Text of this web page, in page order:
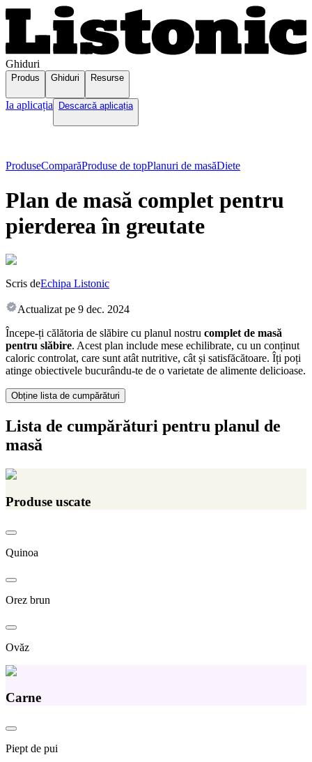
Ghiduri
Produs Ghiduri Resurse
Ia aplicația Descarcă aplicația
ProduseComparăProduse de topPlanuri de masăDiete
Plan de masă complet pentru
pierderea în greutate
Scris deEchipa Listonic
Actualizat pe 9 dec. 2024
Începe-ți călătoria de slăbire cu planul nostru complet de masă
pentru slăbire. Acest plan include mese echilibrate, cu un conținut
caloric controlat, care sunt atât nutritive, cât și satisfăcătoare. Îți poți
atinge obiectivele bucurându-te de o varietate de alimente delicioase.
Obține lista de cumpărături
Lista de cumpărături pentru planul de
masă
Produse uscate
Quinoa
Orez brun
Ovăz
Carne
Piept de pui